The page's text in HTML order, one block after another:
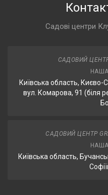
Садові центри
САДОВИЙ ЦЕНТР
Київська область,
вул. Комарова, 91 (біля
САДОВИЙ ЦЕНТР
Київська область,